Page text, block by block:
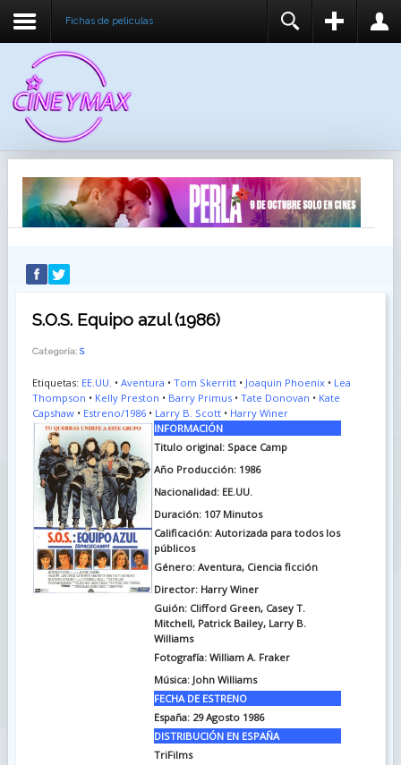
Fichas de peliculas
RECUÉRDEME
IDENTIFICARSE
REGISTER
S.O.S. Equipo azul (1986)
Categoría: S
Etiquetas: EE.UU. • Aventura • Tom Skerritt• Joaquin Phoenix• Lea
Thompson • Kelly Preston • Barry Primus• Tate Donovan • Kate
Capshaw• Estreno/1986• Larry B. Scott• Harry Winer
INFORMACIÓN
Titulo original: Space Camp
Año Producción: 1986
Nacionalidad: EE.UU.
Duración: 107 Minutos
Calificación: Autorizada para todos los
públicos
Género: Aventura, Ciencia ficción
Director: Harry Winer
Guión: Clifford Green, Casey T.
Mitchell, Patrick Bailey, Larry B.
Williams
Fotografía: William A. Fraker
Música: John Williams
FECHA DE ESTRENO
España: 29 Agosto 1986
DISTRIBUCIÓN EN ESPAÑA
TriFilms